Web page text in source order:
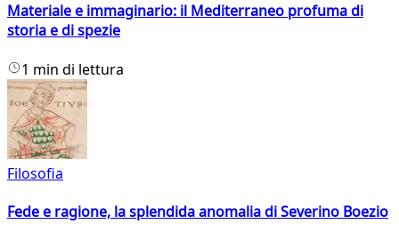
Materiale e immaginario: il Mediterraneo profuma di
storia e di spezie
1 min di lettura
Filosofia
Fede e ragione, la splendida anomalia di Severino Boezio